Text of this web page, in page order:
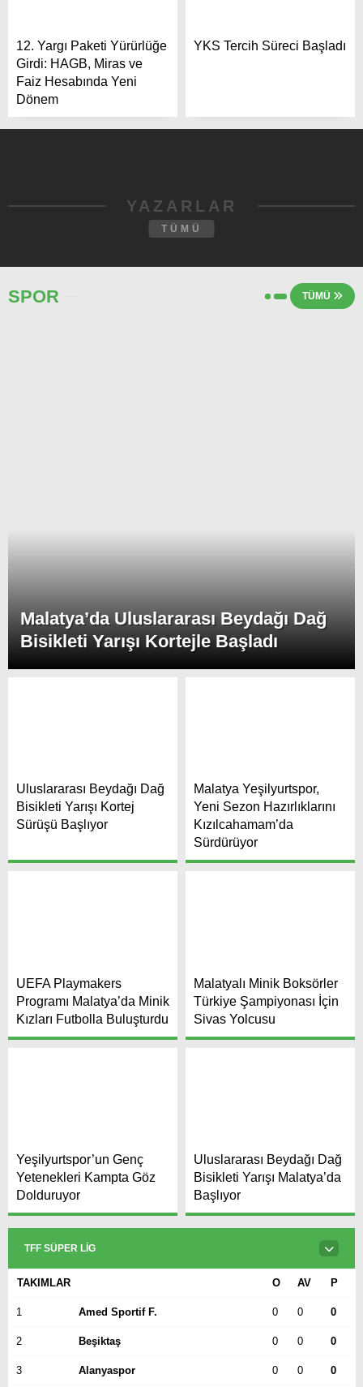
12. Yargı Paketi Yürürlüğe
Girdi: HAGB, Miras ve
Faiz Hesabında Yeni
Dönem
YKS Tercih Süreci Başladı
YAZARLAR
TÜMÜ
SPOR TÜMÜ
Malatya’da Uluslararası Beydağı Dağ
Bisikleti Yarışı Kortejle Başladı
Uluslararası Beydağı Dağ
Bisikleti Yarışı Kortej
Sürüşü Başlıyor
Malatya Yeşilyurtspor,
Yeni Sezon Hazırlıklarını
Kızılcahamam’da
Sürdürüyor
UEFA Playmakers
Programı Malatya’da Minik
Kızları Futbolla Buluşturdu
Malatyalı Minik Boksörler
Türkiye Şampiyonası İçin
Sivas Yolcusu
Yeşilyurtspor’un Genç
Yetenekleri Kampta Göz
Dolduruyor
Uluslararası Beydağı Dağ
Bisikleti Yarışı Malatya’da
Başlıyor
TFF SÜPER LIG
TAKIMLAR O AV P
1 Amed Sportif F. 0 0 0
2 Beşiktaş 0 0 0
3 Alanyaspor 0 0 0